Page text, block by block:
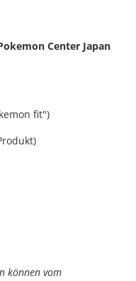
Center Japan
fit")
können vom